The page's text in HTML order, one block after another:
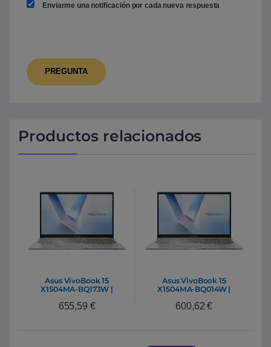
Enviarme una notificación por cada nueva respuesta
Productos relacionados
Asus VivoBook 15
X1504MA-BQ173W |
16GB DDR5 512GB NVMe
655,59 €
Asus VivoBook 15
X1504MA-BQ014W |
8GB DDR5 512GB NVMe
600,62€